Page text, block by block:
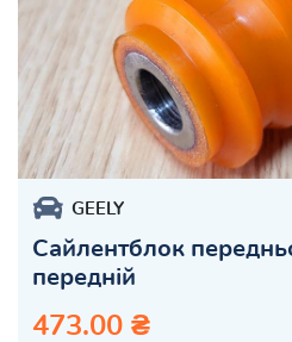
GEELY
Сайлентблок
передній
473.00 ₴